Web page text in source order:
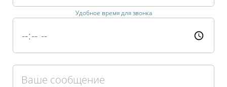
Удобное время для звонка
Пожалуйста, оцените по пятибалльной
шкале общее впечатление от визита